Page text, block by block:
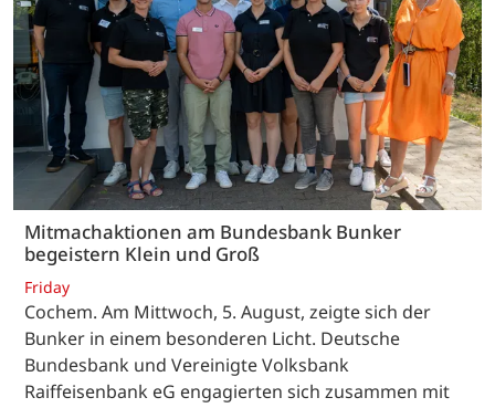
Mitmachaktionen am Bundesbank Bunker
begeistern Klein und Groß
Friday
Cochem. Am Mittwoch, 5. August, zeigte sich der
Bunker in einem besonderen Licht. Deutsche
Bundesbank und Vereinigte Volksbank
Raiffeisenbank eG engagierten sich zusammen mit